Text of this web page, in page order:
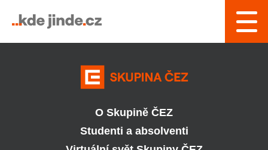
O Skupině ČEZ
Studenti a absolventi